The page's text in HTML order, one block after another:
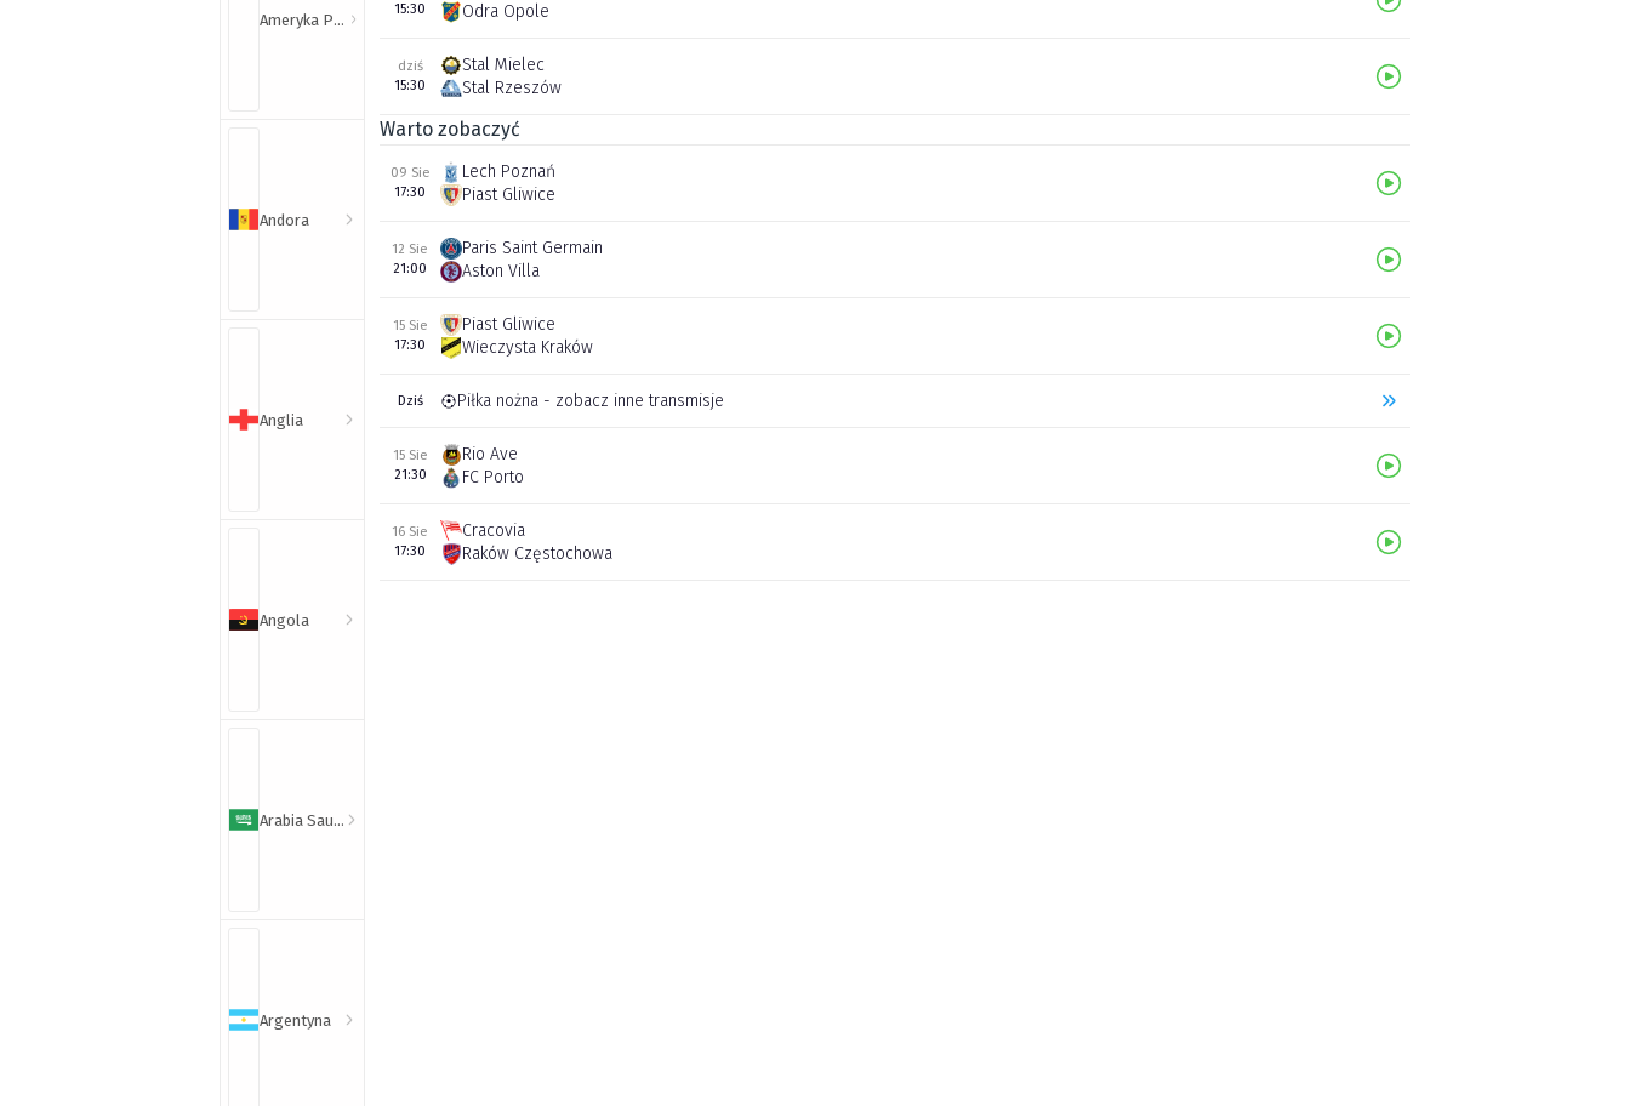
Ameryka Północna i Południowa
Andora
Anglia
Angola
Arabia Saudyjska
Argentyna
15:30
Odra Opole
dziś
15:30
Stal Mielec
Stal Rzeszów
Warto zobaczyć
09 Sie
17:30
Lech Poznań
Piast Gliwice
12 Sie
21:00
Paris Saint Germain
Aston Villa
15 Sie
17:30
Piast Gliwice
Wieczysta Kraków
Dziś Piłka nożna - zobacz inne transmisje
15 Sie
21:30
Rio Ave
FC Porto
16 Sie
17:30
Cracovia
Raków Częstochowa